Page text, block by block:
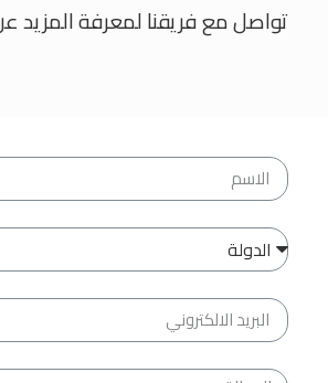
تواصل مع فريقنا لمعرفة المزيد